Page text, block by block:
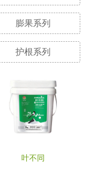
膨果系列
护根系列
叶不同